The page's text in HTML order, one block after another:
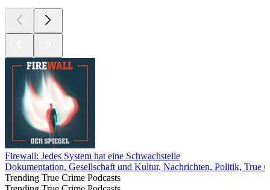
Firewall: Jedes System hat eine Schwachstelle
Dokumentation, Gesellschaft und Kultur, Nachrichten, Politik, True
Trending True Crime Podcasts